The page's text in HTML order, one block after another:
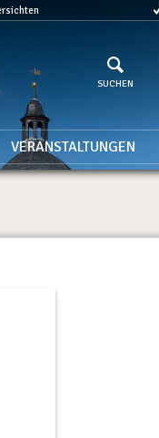
SUCHEN
VERANSTALTUNGEN